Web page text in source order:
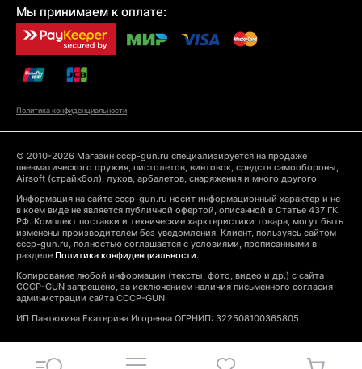
Мы принимаем к оплате:
Политика конфиденциальности
© 2010-2026 Магазин cccp-gun.ru специализируется на продаже
пневматического оружия, пистолетов, винтовок, средств самообороны,
Airsoft (страйкбол), луков, арбалетов, снаряжения и много другого
Информация на сайте cccp-gun.ru носит информационный характер и не
в коем виде не является публичной офертой, описанной в Статье 437 ГК
РФ. Комплект поставки и технические харктеристики товара, могут быть
изменены производителем без уведомления. Клиент, пользуясь сайтом
cccp-gun.ru, полностью соглашается с условиями, прописанными в
разделе Политика конфиденциальности.
Копирование любой информации (тексты, фото, видео и др.) с сайта
CCCP-GUN запрещено, за исключением наличия письменного согласия
администрации сайта CCCP-GUN
ИП Пантюхина Екатерина Игоревна ОГРНИП: 322508100365805